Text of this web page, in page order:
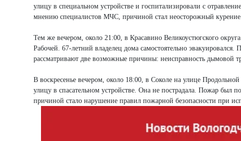
улицу в специальном устройстве и госпитализировали с
мнению специалистов МЧС, причиной стал неосторожный курение.
Тем же вечером, около 21:00, в Красавино Великоустюгского
Рабочей. 67-летний владелец дома самостоятельно
рассматривают две возможные причины: неисправность дымовой
В воскресенье вечером, около 18:00, в Соколе на улице
улицу в спасательном устройстве. Она не пострадала. Пожар
причиной стало нарушение правил пожарной безопасности при